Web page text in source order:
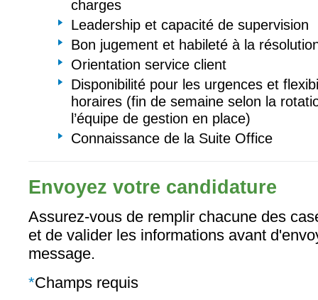
charges
Leadership et capacité de supervision
Bon jugement et habileté à la
Orientation service client
Disponibilité pour les urgences et
horaires (fin de semaine selon la
l’équipe de gestion en place)
Connaissance de la Suite Office
Envoyez votre candidature
Assurez-vous de remplir chacune des
et de valider les informations avant
message.
*Champs requis